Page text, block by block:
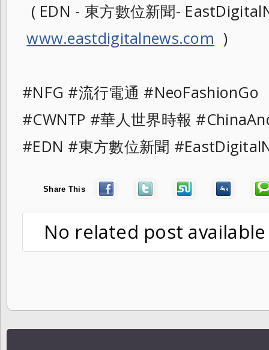
( EDN - 東方數位新聞-
www.eastdigitalnews.com )
#NFG #流行電通
#CWNTP #華人世界時報
#EDN #東方數位新聞
Share This
No related post available